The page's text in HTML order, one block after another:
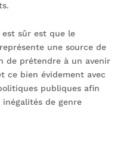
sûr est que le
une source de
de prétendre à un avenir
ce bien évidement avec
publiques afin
de genre